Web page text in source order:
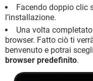
Facendo doppio clic
l’installazione.
Una volta
browser. Fatto ciò ti
benvenuto e potrai
browser predefinito.